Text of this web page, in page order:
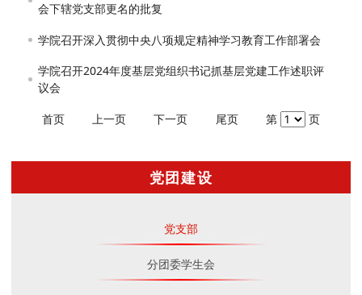
党团建设
党支部
分团委学生会
会下辖党支部更名的批复
学院召开深入贯彻中央八项规定精神学习教育工作部署会
学院召开2024年度基层党组织书记抓基层党建工作述职评
议会
首页 上一页 下一页 尾页 第 页